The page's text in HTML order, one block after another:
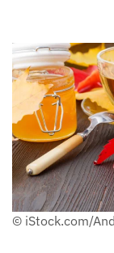
© iStock.com/